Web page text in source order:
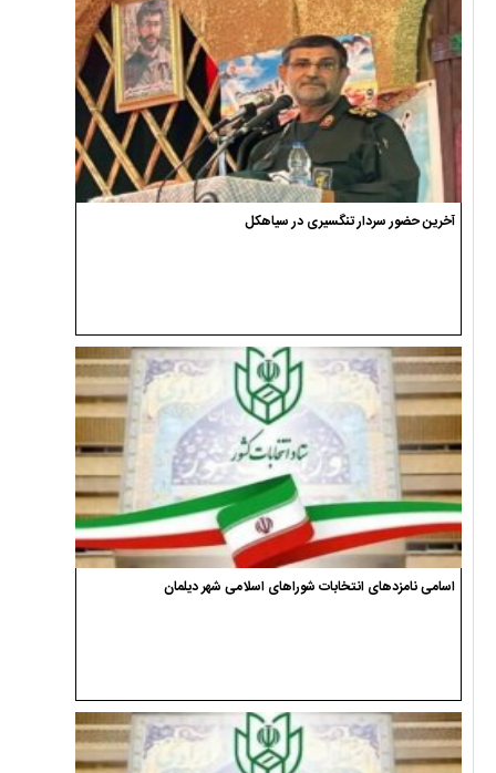
آخرین حضور سردار تنگسیری در سیاهکل
اسامی نامزدهای انتخابات شوراهای اسلامی شهر دیلمان